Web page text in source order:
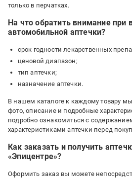
только в перчатках.
На что обратить внимание при
автомобильной аптечки?
срок годности лекарственных
ценовой диапазон;
тип аптечки;
назначение аптечки.
В нашем каталоге к каждому товару
фото, описание и подробные
подробно ознакомиться с
характеристиками аптечки перед
Как заказать и получить
«Эпицентре»?
Оформить заказ вы можете